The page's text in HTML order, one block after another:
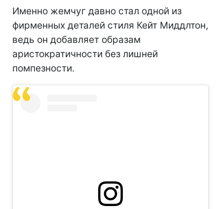
Именно жемчуг давно стал одной из
фирменных деталей стиля Кейт Миддлтон,
ведь он добавляет образам
аристократичности без лишней
помпезности.